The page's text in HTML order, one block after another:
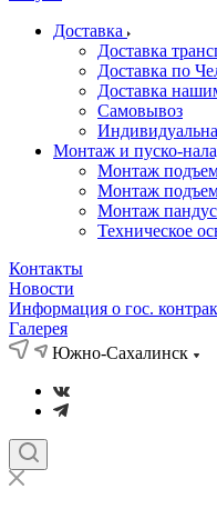
Доставка
Доставка
Доставка по
Доставка
Самовывоз
Монтаж и пуско-
Монтаж
Монтаж
Монтаж
Техническое
Контакты
Новости
Информация о гос.
Галерея
Южно-Сахалинск